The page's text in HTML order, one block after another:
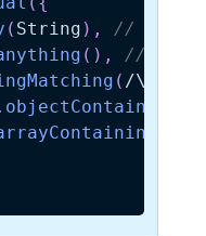
( String ) ,
//
( ) ,
// 値は何
( /\d{3}-
objectContaining